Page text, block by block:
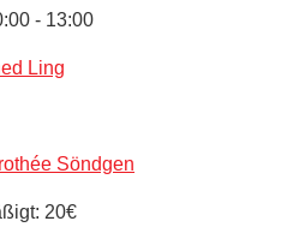
- 13:00
Ling
Söndgen
20€